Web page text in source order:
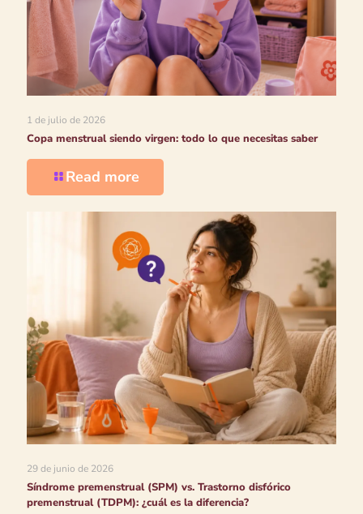
1 de julio de 2026
Copa menstrual siendo virgen: todo lo que necesitas saber
Read more
29 de junio de 2026
Síndrome premenstrual (SPM) vs. Trastorno disfórico
premenstrual (TDPM): ¿cuál es la diferencia?